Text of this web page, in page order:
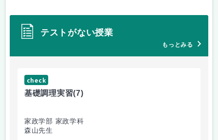
テストがない授業
もっとみる
check
基礎調理実習(7)
家政学部 家政学科
森山先生